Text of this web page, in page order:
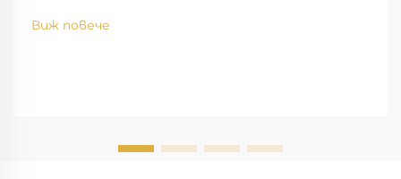
Виж повече